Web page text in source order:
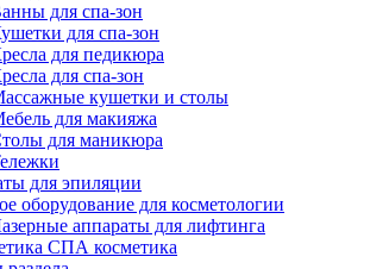
для спа-зон
для спа-зон
для педикюра
для спа-зон
кушетки и столы
для макияжа
для маникюра
для эпиляции
оборудование для косметологии
аппараты для лифтинга
СПА косметика